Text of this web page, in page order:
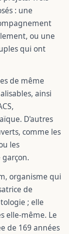
: une
ou une
qui ont
de même
ainsi
D'autres
comme les
les
organisme qui
de
; elle
elle-même. Le
de 169 années